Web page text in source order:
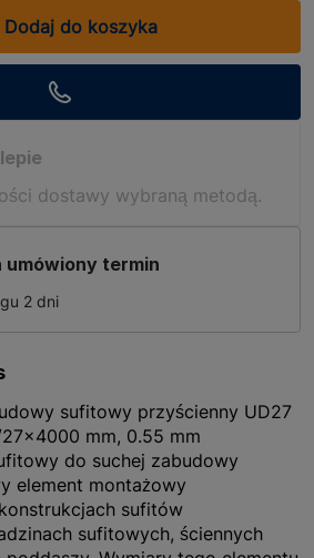
Dodaj do koszyka
dostawy wybraną metodą.
umówiony termin
2 dni
sufitowy przyścienny UD27
mm, 0.55 mm
do suchej zabudowy
element montażowy
sufitów
sufitowych, ściennych